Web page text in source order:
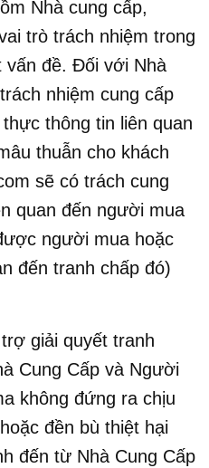
cung cấp,
trò trách nhiệm trong
vấn đề. Đối với Nhà
nhiệm cung cấp
thông tin liên quan
thuẫn cho khách
sẽ có trách cung
quan đến người mua
người mua hoặc
đến tranh chấp đó)
quyết tranh
Cung Cấp và Người
không đứng ra chịu
đền bù thiệt hại
đến từ Nhà Cung Cấp